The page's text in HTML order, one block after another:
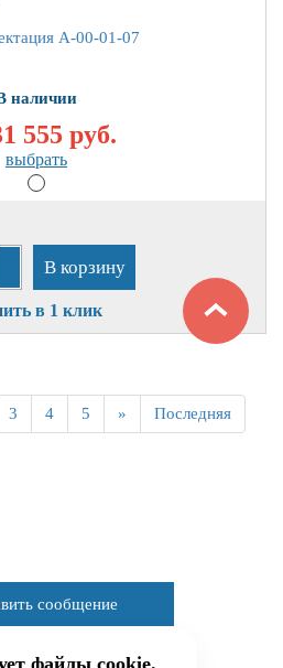
наличии
555 руб.
выбрать
В корзину
в 1 клик
3 4 5 » Последняя
сообщение
файлы cookie.